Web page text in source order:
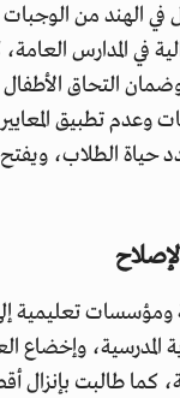
في الهند من الوجبات
في المدارس
التحاق الأطفال
وعدم تطبيق
حياة الطلاب،
تعليمية
المدرسية، وإخضاع
كما طالبت بإنزال